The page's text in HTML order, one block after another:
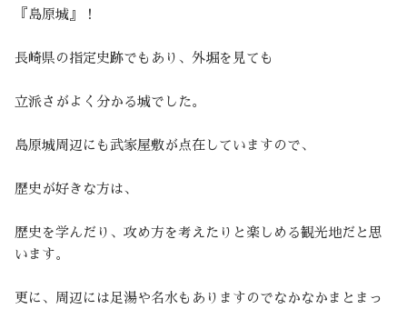
『島原城』！
長崎県の指定史跡でもあり、外堀を見ても
立派さがよく分かる城でした。
島原城周辺にも武家屋敷が点在していますので、
歴史が好きな方は、
歴史を学んだり、攻め方を考えたりと楽しめる観光地だと思
います。
更に、周辺には足湯や名水もありますのでなかなかまとまっ